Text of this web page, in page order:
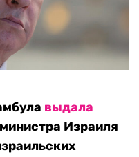
выдала
Израиля